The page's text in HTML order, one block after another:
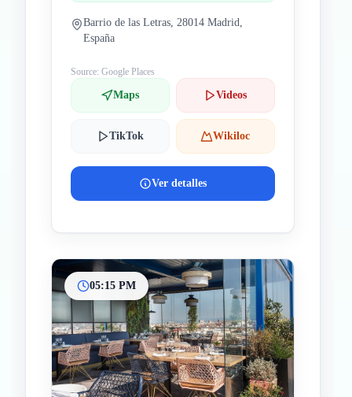
Barrio de las Letras, 28014 Madrid,
España
Source: Google Places
Maps Videos
TikTok Wikiloc
Ver detalles
05:15 PM